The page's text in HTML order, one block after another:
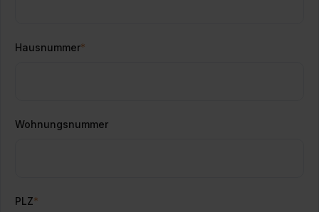
Hausnummer*
Wohnungsnummer
PLZ*